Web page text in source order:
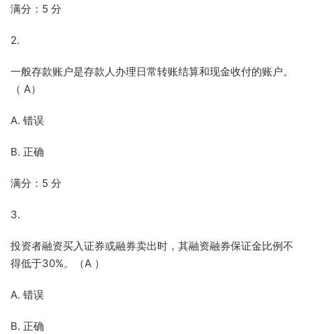
满分：5 分
2.
一般存款账户是存款人办理日常转账结算和现金收付的账户。
（ A）
A. 错误
B. 正确
满分：5 分
3.
投资者融资买入证券或融券卖出时，其融资融券保证金比例不
得低于30%。（A ）
A. 错误
B. 正确